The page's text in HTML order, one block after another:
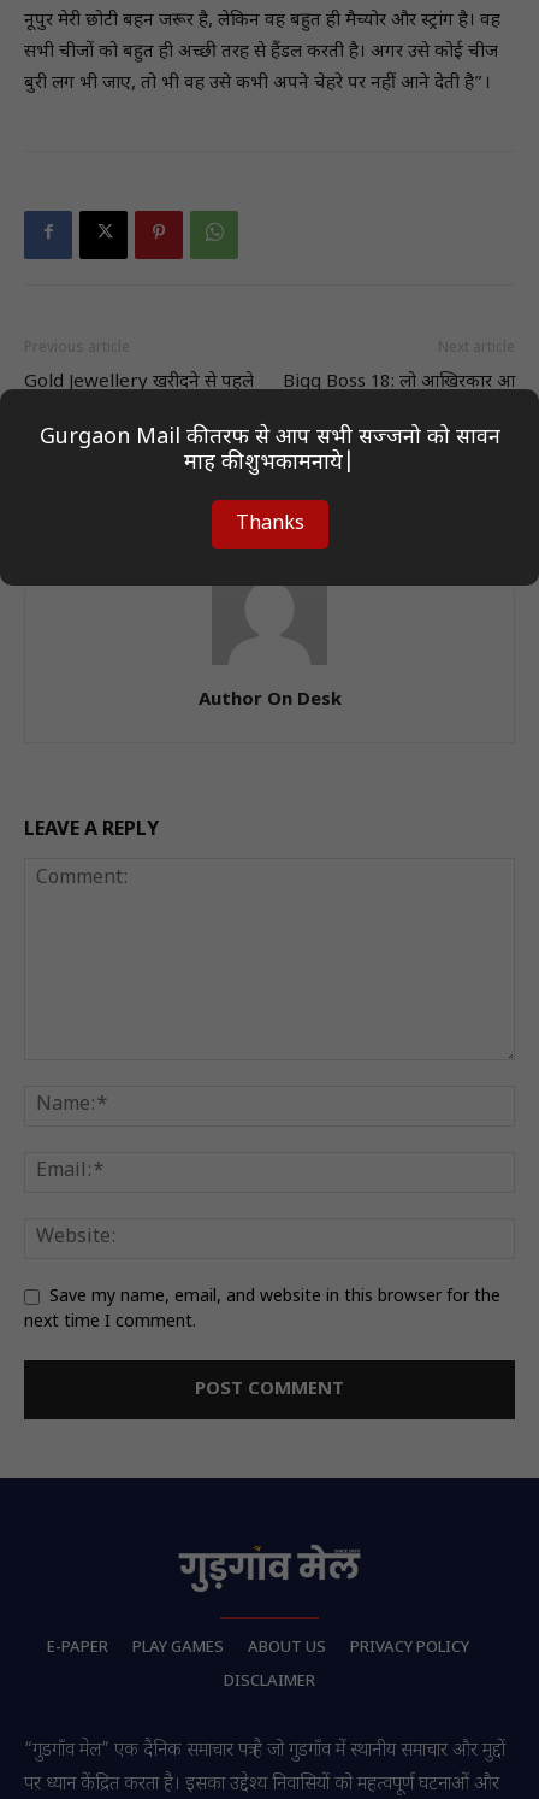
नूपुर मेरी छोटी बहन जरूर है, लेकिन वह बहुत ही मैच्योर और स्ट्रांग है। वह
सभी चीजों को बहुत ही अच्छी तरह से हैंडल करती है। अगर उसे कोई चीज
बुरी लग भी जाए, तो भी वह उसे कभी अपने चेहरे पर नहीं आने देती है”।
Previous article
Gold Jewellery खरीदने से पहले
कौन-से कैलकुलेशन का करते हैं
Next article
Bigg Boss 18: लो आखिरकार आ
घरवालों ने सलमान खान के शो से
Author On Desk
LEAVE A REPLY
Save my name, email, and website in this browser for the
next time I comment.
E-PAPER PLAY GAMES ABOUT US
PRIVACY POLICY
DISCLAIMER
“गुडगाँव मेल” एक दैनिक समाचार पत्र है जो गुडगाँव में स्थानीय समाचार और मुद्दों
पर ध्यान केंद्रित करता है। इसका उद्देश्य निवासियों को महत्वपूर्ण घटनाओं और
Gurgaon Mail की तरफ से आप सभी सज्जनो को सावन
माह की शुभकामनाये|
Thanks